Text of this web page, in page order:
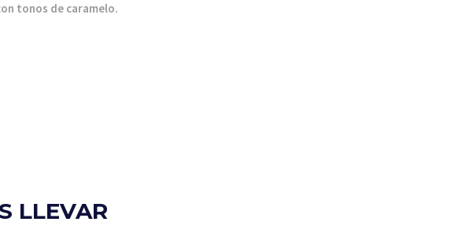
tonos de caramelo.
LLEVAR